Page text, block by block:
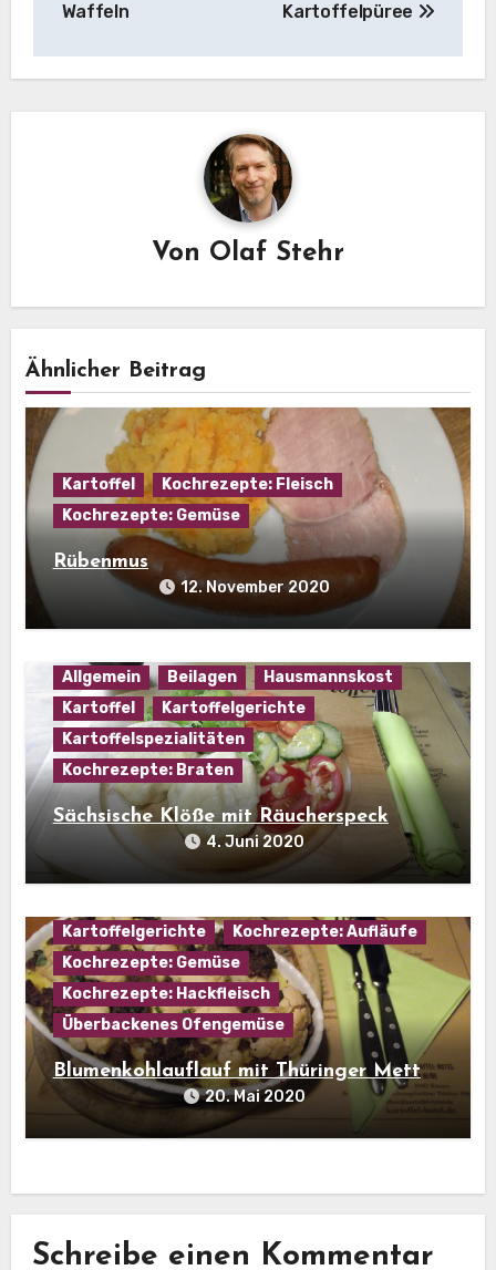
Waffeln
Kartoffelpüree
Von Olaf Stehr
Ähnlicher Beitrag
Kartoffel
Kochrezepte: Fleisch
Kochrezepte: Gemüse
Rübenmus
12. November 2020
Allgemein Beilagen
Hausmannskost
Kartoffel
Kartoffelgerichte
Kartoffelspezialitäten
Kochrezepte: Braten
Sächsische Klöße mit Räucherspeck
4. Juni 2020
Kartoffelgerichte
Kochrezepte: Aufläufe
Kochrezepte: Gemüse
Kochrezepte: Hackfleisch
Überbackenes Ofengemüse
Blumenkohlauflauf mit Thüringer Mett
20. Mai 2020
Schreibe einen Kommentar